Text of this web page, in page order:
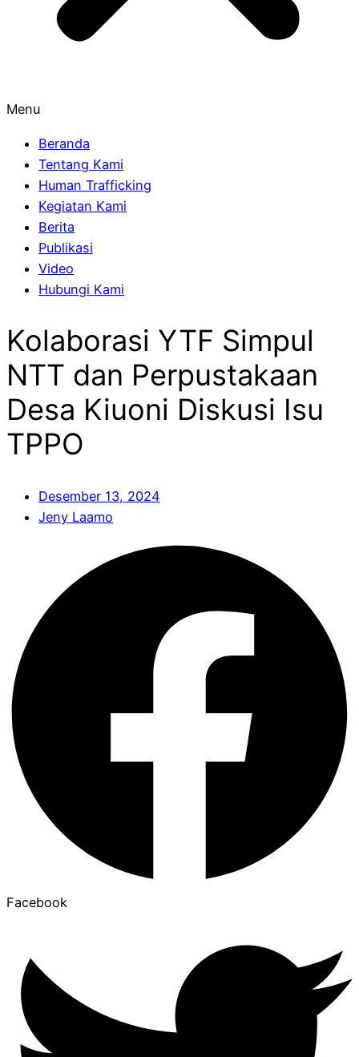
Menu
Beranda
Tentang Kami
Human Trafficking
Kegiatan Kami
Berita
Publikasi
Video
Hubungi Kami
Kolaborasi YTF Simpul
NTT dan Perpustakaan
Desa Kiuoni Diskusi Isu
TPPO
Desember 13, 2024
Jeny Laamo
Facebook